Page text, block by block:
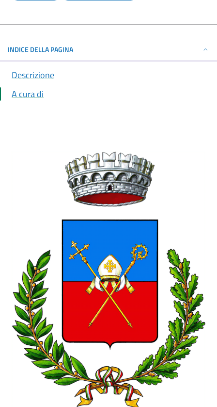
INDICE DELLA PAGINA
Descrizione
A cura di